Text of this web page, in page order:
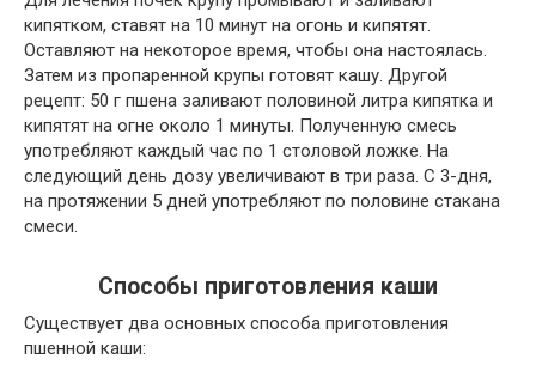
кипятком, ставят на 10 минут на огонь и кипятят.
Оставляют на некоторое время, чтобы она настоялась.
Затем из пропаренной крупы готовят кашу. Другой
рецепт: 50 г пшена заливают половиной литра кипятка и
кипятят на огне около 1 минуты. Полученную смесь
употребляют каждый час по 1 столовой ложке. На
следующий день дозу увеличивают в три раза. С 3-дня,
на протяжении 5 дней употребляют по половине стакана
смеси.
Способы приготовления каши
Существует два основных способа приготовления
пшенной каши: